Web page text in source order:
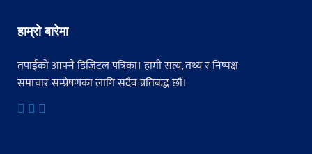
हाम्रो बारेमा
तपाईंको आफ्नै डिजिटल पत्रिका। हामी सत्य, तथ्य र निष्पक्ष
समाचार सम्प्रेषणका लागि सदैव प्रतिबद्ध छौं।